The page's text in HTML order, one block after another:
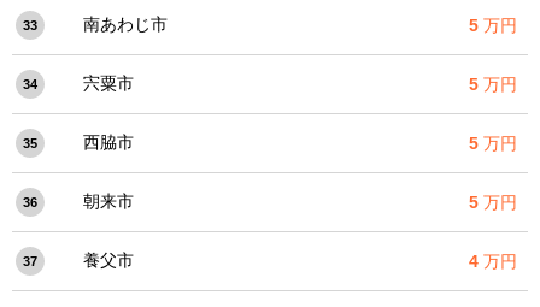
33 南あわじ市 5 万円
34 宍粟市 5 万円
35 西脇市 5 万円
36 朝来市 5 万円
37 養父市 4 万円